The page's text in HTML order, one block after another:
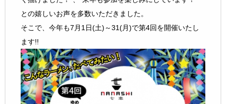
との嬉しいお声を多数いただきました。
そこで、今年も7月1日(土)～31(月)で第4回を開催いたし
ます!!